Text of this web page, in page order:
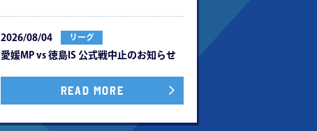
2026/08/04 リーグ
愛媛MP vs 徳島IS 公式戦中⽌のお知らせ
READ MORE